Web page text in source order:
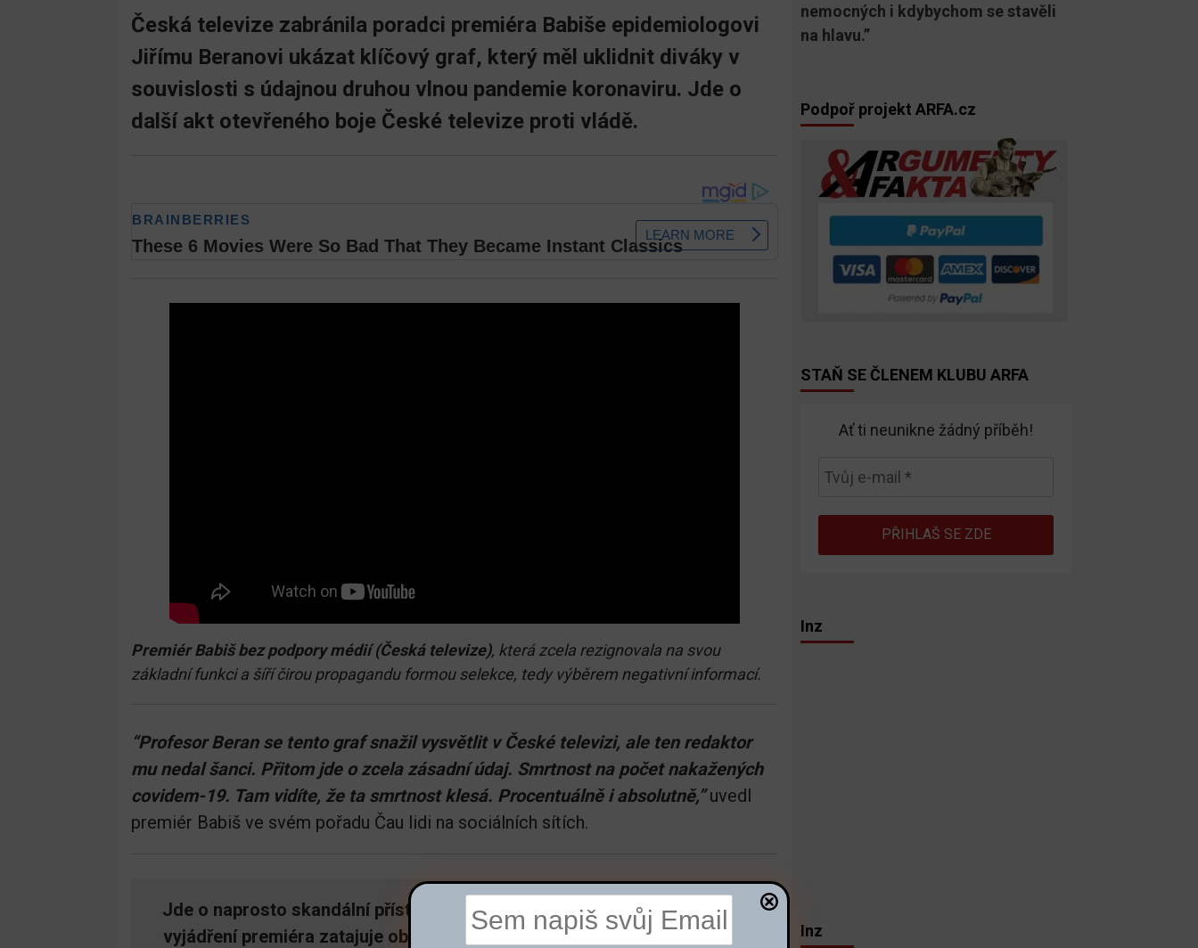
Česká televize zabránila poradci premiéra Babiše epidemiologovi
Jiřímu Beranovi ukázat klíčový graf, který měl uklidnit diváky v
souvislosti s údajnou druhou vlnou pandemie koronaviru. Jde o
další akt otevřeného boje České televize proti vládě.
Premiér Babiš bez podpory médií (Česká televize), která zcela rezignovala na svou
základní funkci a šíří čirou propagandu formou selekce, tedy výběrem negativní informací.
“Profesor Beran se tento graf snažil vysvětlit v České televizi, ale ten redaktor
mu nedal šanci. Přitom jde o zcela zásadní údaj. Smrtnost na počet nakažených
covidem-19. Tam vidíte, že ta smrtnost klesá. Procentuálně i absolutně,”uvedl
premiér Babiš ve svém pořadu Čau lidi na sociálních sítích.
Jde o naprosto skandální přístup veřejnoprávní televize, která tak podle
vyjádření premiéra zatajuje občanům klíčové informace. Ty mají soužit k
nemocných i kdybychom se stavěli
na hlavu.”
Podpoř projekt ARFA.cz
STAŇ SE ČLENEM KLUBU ARFA
Ať ti neunikne žádný příběh!
Inz
Inz